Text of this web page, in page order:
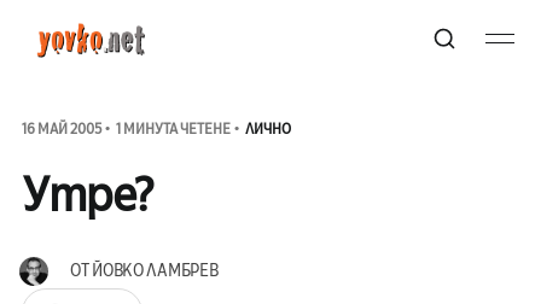
16 МАЙ 2005 1 МИНУТА ЧЕТЕНЕ ЛИЧНО
Утре?
ОТЙОВКО ЛАМБРЕВ